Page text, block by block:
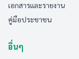
เอกสารและรายงาน
คู่มือประชาชน
อื่นๆ